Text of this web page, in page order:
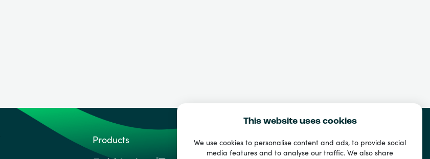
This website uses cookies
We use cookies to personalise content and ads, to provide social
media features and to analyse our traffic. We also share
Products